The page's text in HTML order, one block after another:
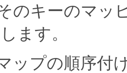
のキーのマッ
ます。
ップの順序付